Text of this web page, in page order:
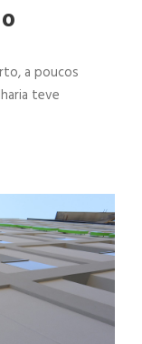
a poucos
teve